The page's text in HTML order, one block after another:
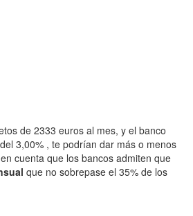
de 2333 euros al mes, y el banco
3,00% , te podrían dar más o menos
cuenta que los bancos admiten que
que no sobrepase el 35% de los